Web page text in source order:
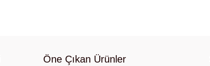
Öne Çıkan Ürünler